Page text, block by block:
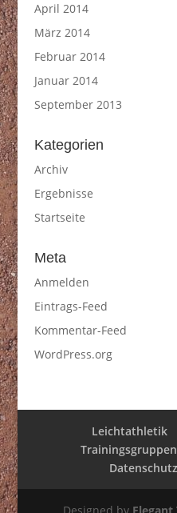
April 2014
März 2014
Februar 2014
Januar 2014
September 2013
Kategorien
Archiv
Ergebnisse
Startseite
Meta
Anmelden
Eintrags-Feed
Kommentar-Feed
WordPress.org
Leichtathletik
Trainingsgruppen